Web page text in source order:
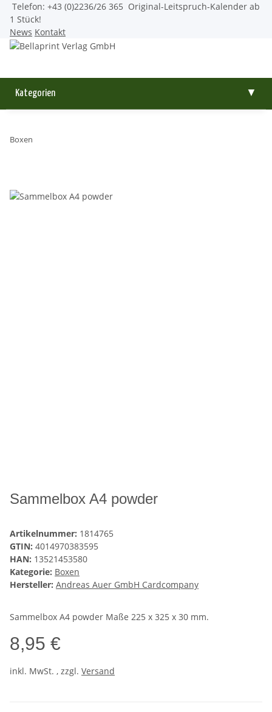
Telefon: +43 (0)2236/26 365 Original-Leitspruch-Kalender ab
1 Stück!
News Kontakt
Kategorien ▼
Boxen
Sammelbox A4 powder
Artikelnummer: 1814765
GTIN: 4014970383595
HAN: 13521453580
Kategorie: Boxen
Hersteller: Andreas Auer GmbH Cardcompany
Sammelbox A4 powder Maße 225 x 325 x 30 mm.
8,95 €
inkl. MwSt. , zzgl. Versand